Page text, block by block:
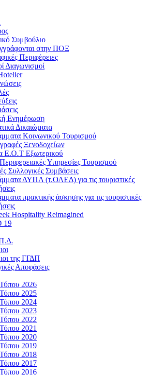
Συμβούλιο
στην ΠΟΞ
Περιφέρειες
Διαγωνισμoί
Ενημέρωση
Δικαιώματα
Κοινωνικού Τουρισμού
Ξενοδοχείων
Ε.Ο.Τ Εξωτερικού
Υπηρεσίες Τουρισμού
Συλλογικές Συμβάσεις
ΔΥΠΑ (τ.ΟΑΕΔ) για τις τουριστικές
πρακτικής άσκησης για τις τουριστικές
Hospitality Reimagined
19
της ΓΓΔΠ
Αποφάσεις
2026
2025
2024
2023
2022
2021
2020
2019
2018
2017
2016